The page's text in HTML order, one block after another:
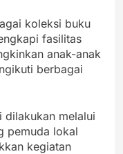
koleksi buku
fasilitas
anak-anak
berbagai
dilakukan melalui
pemuda lokal
kegiatan